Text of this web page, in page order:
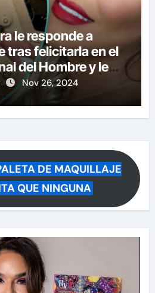
le responde a
tras felicitarla en el
del Hombre y le
más fuerte
Nov 26, 2024
DE MAQUILLAJE
QUE NINGUNA